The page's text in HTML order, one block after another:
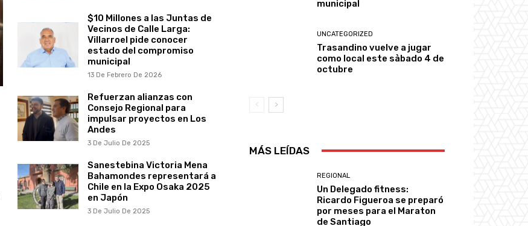
$10 Millones a las Juntas de
Vecinos de Calle Larga:
Villarroel pide conocer
estado del compromiso
municipal
13 De Febrero De 2026
Refuerzan alianzas con
Consejo Regional para
impulsar proyectos en Los
Andes
3 De Julio De 2025
Sanestebina Victoria Mena
Bahamondes representará a
Chile en la Expo Osaka 2025
en Japón
3 De Julio De 2025
municipal
UNCATEGORIZED
Trasandino vuelve a jugar
como local este sàbado 4 de
octubre
MÁS LEÍDAS
REGIONAL
Un Delegado fitness:
Ricardo Figueroa se preparó
por meses para el Maraton
de Santiago